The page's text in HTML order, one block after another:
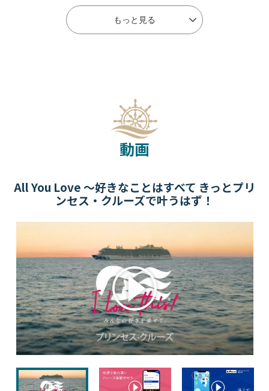
もっと見る
動画
All You Love ～好きなことはすべて きっとプリ
ンセス・クルーズで叶うはず！